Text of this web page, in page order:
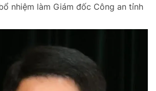
nhiệm làm Giám đốc Công an tỉnh